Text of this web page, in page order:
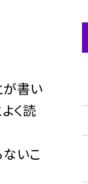
が書い
く読
ないこ